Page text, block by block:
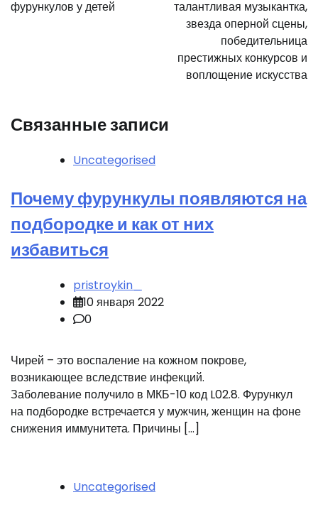
записям
фурункулов у детей
талантливая музыкантка,
звезда оперной сцены,
победительница
престижных конкурсов и
воплощение искусства
Связанные записи
Uncategorised
Почему фурункулы появляются на
подбородке и как от них
избавиться
pristroykin_
10 января 2022
0
Чирей – это воспаление на кожном покрове,
возникающее вследствие инфекций.
Заболевание получило в МКБ-10 код L02.8. Фурункул
на подбородке встречается у мужчин, женщин на фоне
снижения иммунитета. Причины […]
Uncategorised